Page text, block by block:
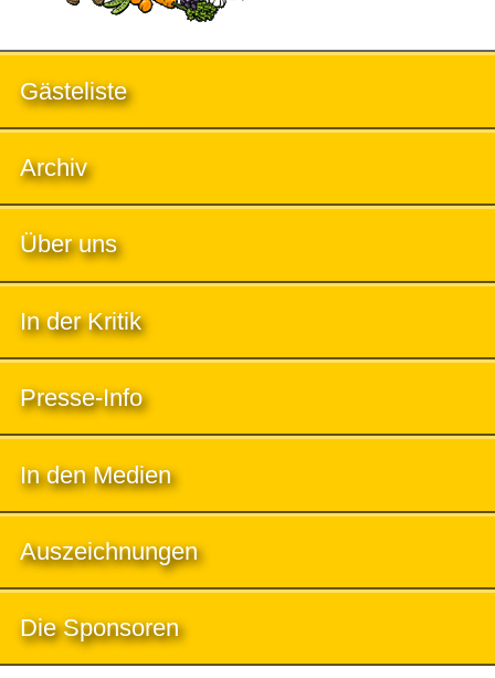
Gästeliste
Archiv
Über uns
In der Kritik
Presse-Info
In den Medien
Auszeichnungen
Die Sponsoren